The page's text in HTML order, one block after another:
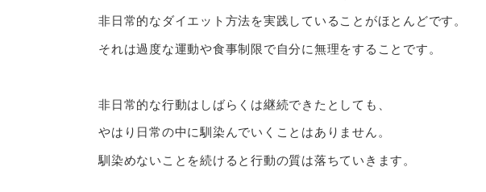
非日常的なダイエット方法を実践していることがほとんどです。
それは過度な運動や食事制限で自分に無理をすることです。
非日常的な行動はしばらくは継続できたとしても、
やはり日常の中に馴染んでいくことはありません。
馴染めないことを続けると行動の質は落ちていきます。